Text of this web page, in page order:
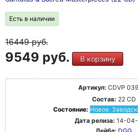
Есть в наличии
16449руб.
9549 руб. В корзину
Артикул: CDVP
Состав: 22 CD
Состояние: Новое.
Дата релиза: 14-